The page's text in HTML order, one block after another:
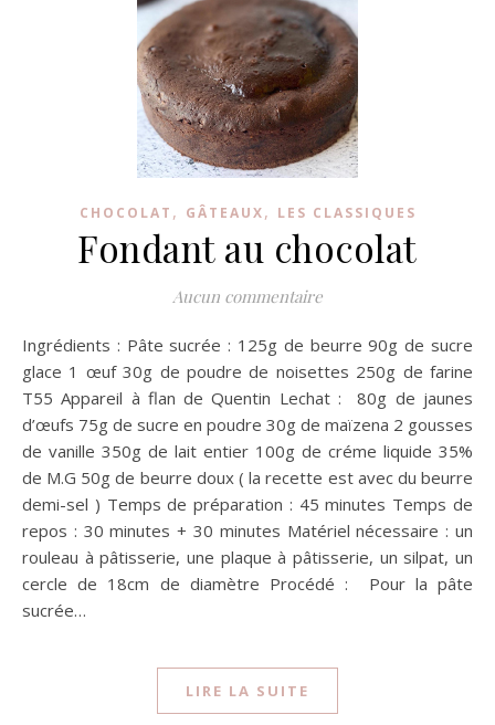
CHOCOLAT , GÂTEAUX, LES CLASSIQUES
Fondant au chocolat
Aucun commentaire
Ingrédients : Pâte sucrée : 125g de beurre 90g de sucre
glace 1 œuf 30g de poudre de noisettes 250g de farine
T55 Appareil à flan de Quentin Lechat : 80g de jaunes
d’œufs 75g de sucre en poudre 30g de maïzena 2 gousses
de vanille 350g de lait entier 100g de créme liquide 35%
de M.G 50g de beurre doux ( la recette est avec du beurre
demi-sel ) Temps de préparation : 45 minutes Temps de
repos : 30 minutes + 30 minutes Matériel nécessaire : un
rouleau à pâtisserie, une plaque à pâtisserie, un silpat, un
cercle de 18cm de diamètre Procédé : Pour la pâte
sucrée…
LIRE LA SUITE